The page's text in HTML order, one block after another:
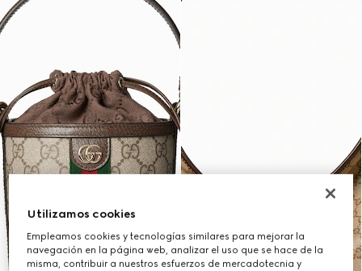
Utilizamos cookies
Empleamos cookies y tecnologías similares para mejorar la
navegación en la página web, analizar el uso que se hace de la
misma, contribuir a nuestros esfuerzos de mercadotecnia y